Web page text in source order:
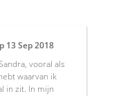
13 Sep 2018
vooral als
waarvan ik
in zit. In mijn